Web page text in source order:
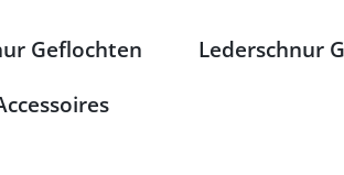
Geflochten Lederschnur